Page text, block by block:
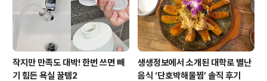
작지만 만족도 대박! 한번 쓰면 빼
기 힘든 욕실 꿀템2
생생정보에서 소개된 대학로 별난
음식 ‘단호박해물찜’ 솔직 후기